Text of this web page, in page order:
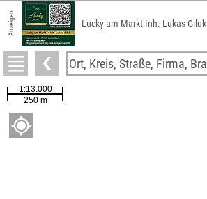
Anzeigen Lucky am Markt Inh. Lukas Giluk